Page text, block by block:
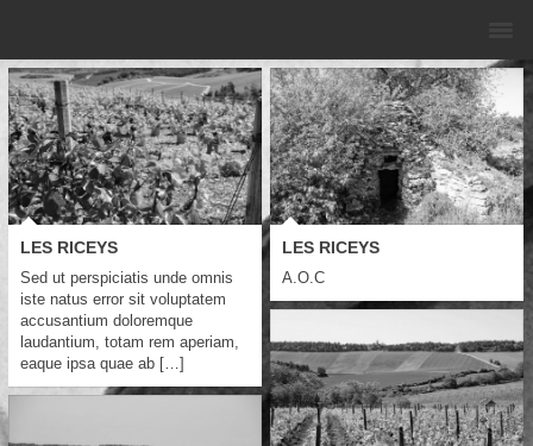
LES RICEYS
Sed ut perspiciatis unde omnis
iste natus error sit voluptatem
accusantium doloremque
laudantium, totam rem aperiam,
eaque ipsa quae ab […]
LES RICEYS
A.O.C